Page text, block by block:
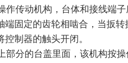
传动机构，台体和接线端
端固定的齿轮相啮合，当扳
制器的触头开闭。
分的台盖里面，该机构按